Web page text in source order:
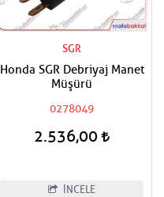
SGR
Honda SGR Debriyaj Manet
Müşürü
0278049
2.536,00
İNCELE